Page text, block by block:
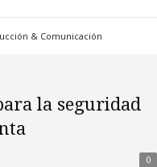
& Comunicación
la seguridad
0